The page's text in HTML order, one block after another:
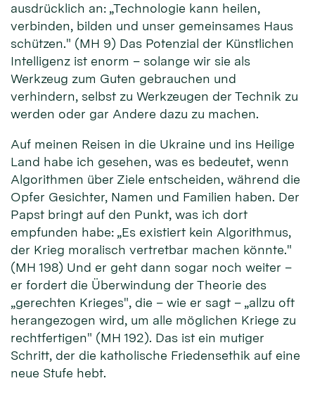
ausdrücklich an: „Technologie kann heilen,
verbinden, bilden und unser gemeinsames Haus
schützen." (MH 9) Das Potenzial der Künstlichen
Intelligenz ist enorm – solange wir sie als
Werkzeug zum Guten gebrauchen und
verhindern, selbst zu Werkzeugen der Technik zu
werden oder gar Andere dazu zu machen.
Auf meinen Reisen in die Ukraine und ins Heilige
Land habe ich gesehen, was es bedeutet, wenn
Algorithmen über Ziele entscheiden, während die
Opfer Gesichter, Namen und Familien haben. Der
Papst bringt auf den Punkt, was ich dort
empfunden habe: „Es existiert kein Algorithmus,
der Krieg moralisch vertretbar machen könnte."
(MH 198) Und er geht dann sogar noch weiter –
er fordert die Überwindung der Theorie des
„gerechten Krieges", die – wie er sagt – „allzu oft
herangezogen wird, um alle möglichen Kriege zu
rechtfertigen" (MH 192). Das ist ein mutiger
Schritt, der die katholische Friedensethik auf eine
neue Stufe hebt.